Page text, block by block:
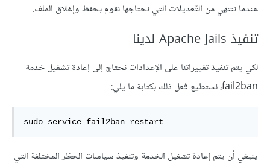
عندما ننتهي من التّعديلات التي نحتاجها نقوم بحفظ وإغلاق الملف.
تنفيذ Apache Jails لدينا
لكي يتم تنفيذ تغييراتنا على الإعدادات نحتاج إلى إعادة تشغيل خدمة
fail2ban، نستطيع فعل ذلك بكتابة ما يلي:
sudo service fail2ban restart
ينبغي أن يتم إعادة تشغيل الخدمة وتنفيذ سياسات الحظر المختلفة التي